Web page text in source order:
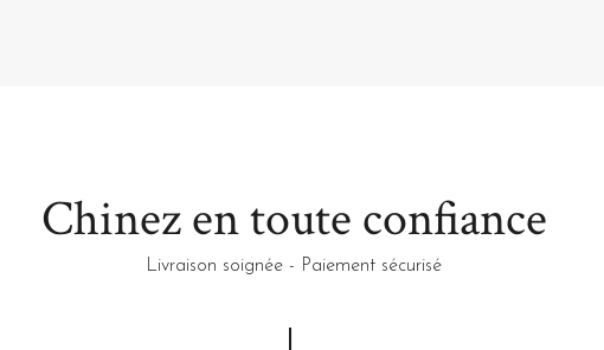
Chinez en toute confiance
Livraison soignée - Paiement sécurisé